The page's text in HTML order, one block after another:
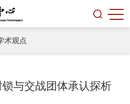
术观点
与交战团体承认探析